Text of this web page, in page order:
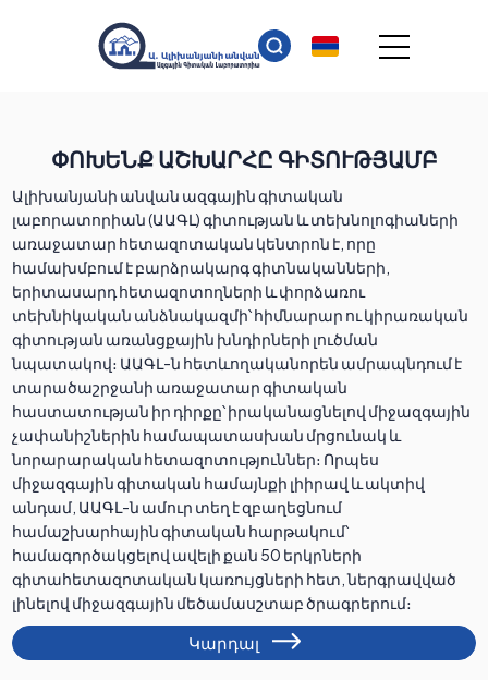
ՓՈԽԵՆՔ ԱՇԽԱՐՀԸ ԳԻՏՈՒԹՅԱՄԲ
Ալիխանյանի անվան ազգային գիտական
լաբորատորիան (ԱԱԳԼ) գիտության և տեխնոլոգիաների
առաջատար հետազոտական կենտրոն է, որը
համախմբում է բարձրակարգ գիտնականների,
երիտասարդ հետազոտողների և փորձառու
տեխնիկական անձնակազմի՝ հիմնարար ու կիրառական
գիտության առանցքային խնդիրների լուծման
նպատակով։ ԱԱԳԼ-ն հետևողականորեն ամրապնդում է
տարածաշրջանի առաջատար գիտական
հաստատության իր դիրքը՝ իրականացնելով միջազգային
չափանիշներին համապատասխան մրցունակ և
նորարարական հետազոտություններ։ Որպես
միջազգային գիտական համայնքի լիիրավ և ակտիվ
անդամ, ԱԱԳԼ-ն ամուր տեղ է զբաղեցնում
համաշխարհային գիտական հարթակում՝
համագործակցելով ավելի քան 50 երկրների
գիտահետազոտական կառույցների հետ, ներգրավված
լինելով միջազգային մեծամասշտաբ ծրագրերում։
Կարդալ